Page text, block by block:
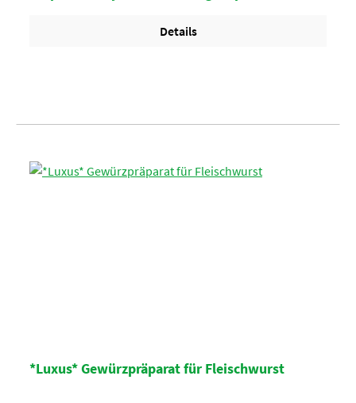
Details
*Luxus* Gewürzpräparat für Fleischwurst